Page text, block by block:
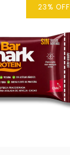
23% OFF